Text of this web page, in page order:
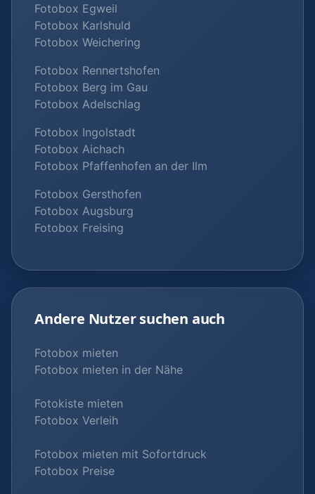
Fotobox Egweil
Fotobox Karlshuld
Fotobox Weichering
Fotobox Rennertshofen
Fotobox Berg im Gau
Fotobox Adelschlag
Fotobox Ingolstadt
Fotobox Aichach
Fotobox Pfaffenhofen an der Ilm
Fotobox Gersthofen
Fotobox Augsburg
Fotobox Freising
Andere Nutzer suchen auch
Fotobox mieten
Fotobox mieten in der Nähe
Fotokiste mieten
Fotobox Verleih
Fotobox mieten mit Sofortdruck
Fotobox Preise